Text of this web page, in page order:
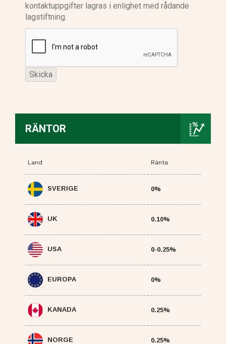
kontaktuppgifter lagras i enlighet med rådande
lagstiftning.
RÄNTOR
Land Ränta
SVERIGE 0%
UK 0.10%
USA 0-0.25%
EUROPA 0%
KANADA 0.25%
NORGE 0.25%